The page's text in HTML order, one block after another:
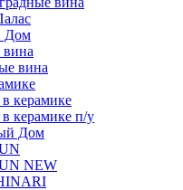
Дом
вина
керамике
керамике п/у
Дом
NEW